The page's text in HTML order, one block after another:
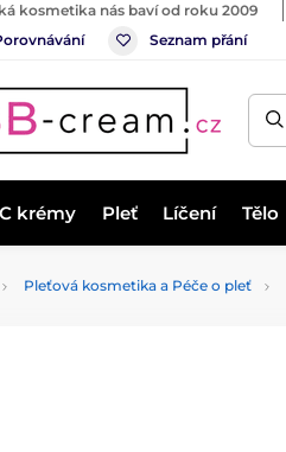
kosmetika nás baví od roku 2009
Seznam přání
krémy Pleť Líčení Tělo
Pleťová kosmetika a Péče o pleť